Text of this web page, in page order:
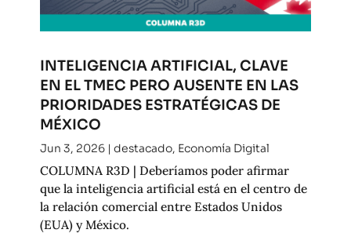
INTELIGENCIA ARTIFICIAL, CLAVE
EN EL TMEC PERO AUSENTE EN LAS
PRIORIDADES ESTRATÉGICAS DE
MÉXICO
Jun 3, 2026| destacado, Economía Digital
COLUMNA R3D | Deberíamos poder afirmar
que la inteligencia artificial está en el centro de
la relación comercial entre Estados Unidos
(EUA) y México.